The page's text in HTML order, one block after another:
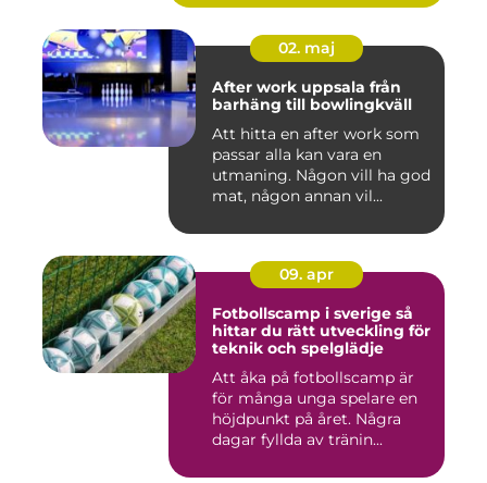
02. maj
After work uppsala från
barhäng till bowlingkväll
Att hitta en after work som
passar alla kan vara en
utmaning. Någon vill ha god
mat, någon annan vil...
09. apr
Fotbollscamp i sverige så
hittar du rätt utveckling för
teknik och spelglädje
Att åka på fotbollscamp är
för många unga spelare en
höjdpunkt på året. Några
dagar fyllda av tränin...